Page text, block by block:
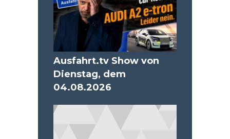
Ausfahrt.tv Show von
Dienstag, dem
04.08.2026